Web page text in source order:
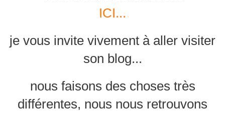
ICI...
je vous invite vivement à aller visiter
son blog...
nous faisons des choses très
différentes, nous nous retrouvons